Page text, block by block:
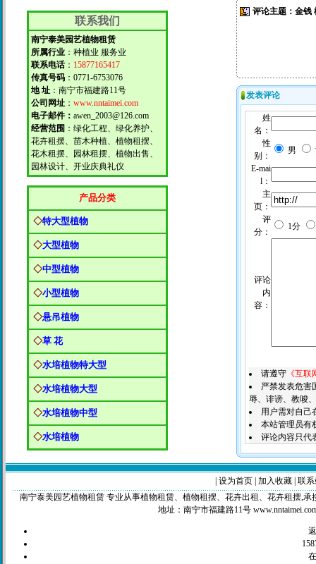
联系我们
南宁泰美园艺植物租赁
所属行业：种植业 服务业
联系电话： 15877165417
传真号码：0771-6753076
地 址：南宁市福建路11号
公司网址： www.nntaimei.com
电子邮件： awen_2003@126.com
经营范围 ：绿化工程、绿化养护、
花卉租摆、苗木种植、植物租摆、
花木租摆、园林租摆、植物出售、
园林设计、开业庆典礼仪
产品分类
◇特大型植物
◇大型植物
◇中型植物
◇小型植物
◇悬吊植物
◇草 花
◇水培植物特大型
◇水培植物大型
◇水培植物中型
◇水培植物
评论主题：金钱
发表评论
姓
名：
性
别：
男
E-mai
l：
主
页：
评
分：
1分
评论
内
容：
请遵守《互联
严禁发表危害
辱、诽谤、教唆
用户需对自己
本站管理员有
评论内容只代
设为首页| 加入收藏| 联
南宁泰美园艺植物租赁 专业从事植物租赁、植物租摆、花卉出租、花卉租摆,承
地址：南宁市福建路11号